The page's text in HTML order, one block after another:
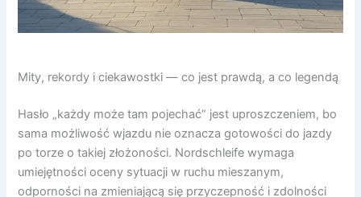
Mity, rekordy i ciekawostki — co jest prawdą, a co legendą
Hasło „każdy może tam pojechać” jest uproszczeniem, bo
sama możliwość wjazdu nie oznacza gotowości do jazdy
po torze o takiej złożoności. Nordschleife wymaga
umiejętności oceny sytuacji w ruchu mieszanym,
odporności na zmieniającą się przyczepność i zdolności